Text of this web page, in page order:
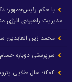
با حکم رئیس‌جمهور؛
مدیریت راهبردی انرژی
محمد زین العابدین
سرپرستی دوباره حسام